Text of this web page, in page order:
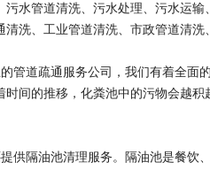
污水管道清洗、污水处理、污水运
清洗、工业管道清洗、市政管道清
管道疏通服务公司，我们有着全面
时间的推移，化粪池中的污物会越
供隔油池清理服务。隔油池是餐饮